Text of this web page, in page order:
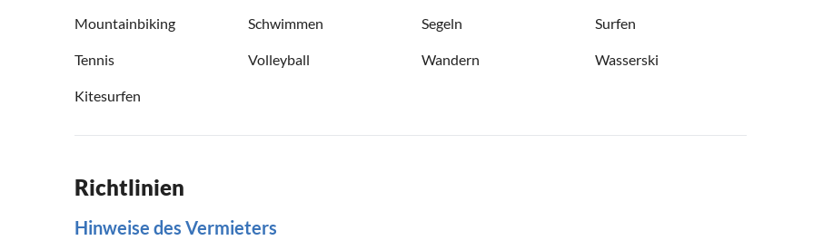
Mountainbiking Schwimmen Segeln Surfen
Tennis Volleyball Wandern Wasserski
Kitesurfen
Richtlinien
Hinweise des Vermieters